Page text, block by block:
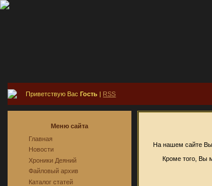
Приветствую ВасГость | RSS
Меню сайта
Главная
Новости
Хроники Деяний
Файловый архив
Каталог статей
На нашем сайте Вы
Кроме того, Вы